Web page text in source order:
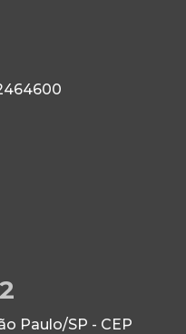
Paulo/SP - CEP